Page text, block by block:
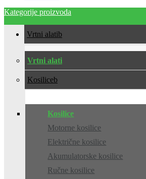
Kategorije proizvoda
Vrtni alati
Vrtni alati
Kosilice
Kosilice
Motorne kosilice
Električne kosilice
Akumulatorske kosilice
Ručne kosilice